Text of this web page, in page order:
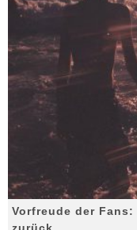
Vorfreude der
zurück